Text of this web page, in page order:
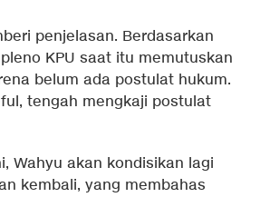
penjelasan. Berdasarkan
KPU saat itu memutuskan
belum ada postulat hukum.
tengah mengkaji postulat
Wahyu akan kondisikan lagi
kembali, yang membahas